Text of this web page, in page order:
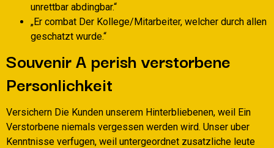
unrettbar abdingbar.“
„Er combat Der Kollege/Mitarbeiter, welcher durch allen
geschatzt wurde.“
Souvenir A perish verstorbene
Personlichkeit
Versichern Die Kunden unserem Hinterbliebenen, weil Ein
Verstorbene niemals vergessen werden wird. Unser uber
Kenntnisse verfugen, weil untergeordnet zusatzliche leute